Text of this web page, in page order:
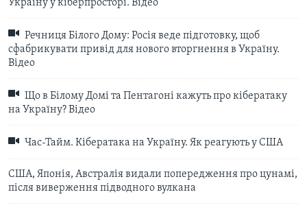
Україну у кіберпросторі. Відео
Речниця Білого Дому: Росія веде підготовку, щоб
сфабрикувати привід для нового вторгнення в Україну.
Відео
Що в Білому Домі та Пентагоні кажуть про кібератаку
на Україну? Відео
Час-Тайм. Кібератака на Україну. Як реагують у США
США, Японія, Австралія видали попередження про цунамі,
після виверження підводного вулкана